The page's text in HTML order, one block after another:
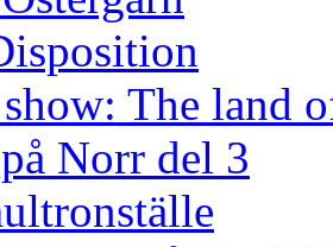
The land
Norr del 3